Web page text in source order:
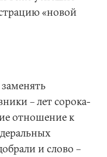
«новой
– лет сорока-
отношение к
и слово –